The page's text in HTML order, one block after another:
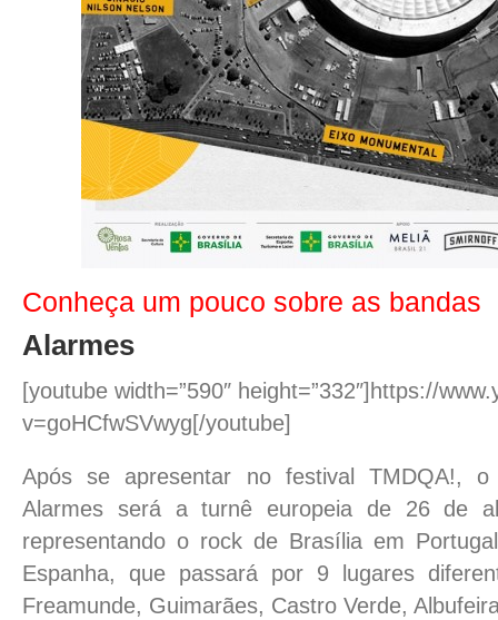
Conheça um pouco sobre as bandas
Alarmes
[youtube width=”590″ height=”332″]https://
v=goHCfwSVwyg[/youtube]
Após se apresentar no festival TMDQA!,
Alarmes será a turnê europeia de 26 de
representando o rock de Brasília em
Espanha, que passará por 9 lugares
Freamunde, Guimarães, Castro Verde,